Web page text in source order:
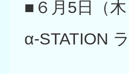
■６月5日（
α-STATION